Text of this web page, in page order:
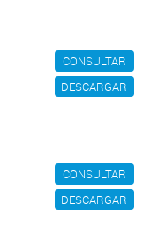
CONSULTAR
DESCARGAR
CONSULTAR
DESCARGAR